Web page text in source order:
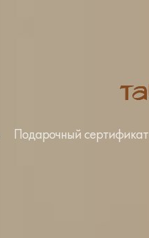
Подарочный сертификат